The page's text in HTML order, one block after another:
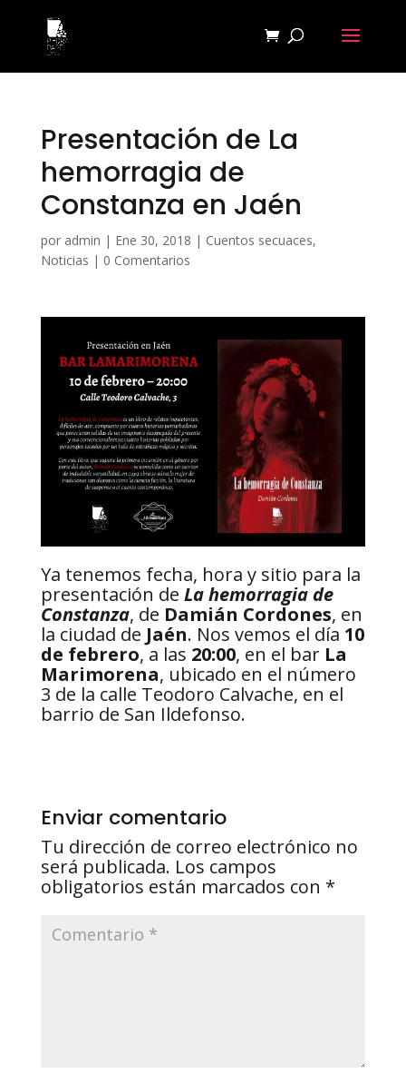
Presentación de La
hemorragia de
Constanza en Jaén
por admin | Ene 30, 2018 | Cuentos secuaces,
Noticias | 0 Comentarios
Ya tenemos fecha, hora y sitio para la
presentación de La hemorragia de
Constanza, de Damián Cordones, en
la ciudad de Jaén. Nos vemos el día 10
de febrero, a las 20:00, en el bar La
Marimorena, ubicado en el número
3 de la calle Teodoro Calvache, en el
barrio de San Ildefonso.
Enviar comentario
Tu dirección de correo electrónico no
será publicada. Los campos
obligatorios están marcados con *